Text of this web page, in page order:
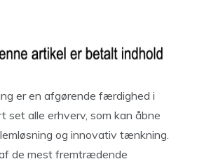
er en afgørende færdighed i
set alle erhverv, som kan åbne
og innovativ tænkning.
de mest fremtrædende